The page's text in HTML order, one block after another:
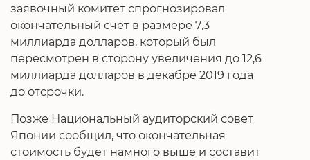
заявочный комитет спрогнозировал
окончательный счет в размере 7,3
миллиарда долларов, который был
пересмотрен в сторону увеличения до 12,6
миллиарда долларов в декабре 2019 года
до отсрочки.
Позже Национальный аудиторский совет
Японии сообщил, что окончательная
стоимость будет намного выше и составит